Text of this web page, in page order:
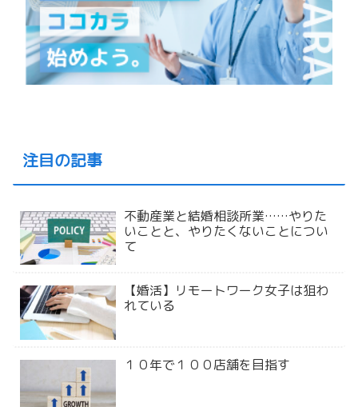
注目の記事
不動産業と結婚相談所業……やりた
いことと、やりたくないことについ
て
【婚活】リモートワーク女子は狙わ
れている
１０年で１００店舗を目指す